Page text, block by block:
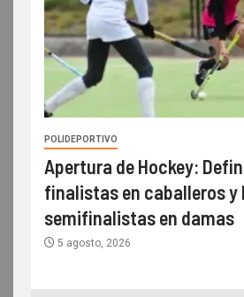
POLIDEPORTIVO
Apertura de Hockey:
finalistas en caballeros y
semifinalistas en damas
5 agosto, 2026